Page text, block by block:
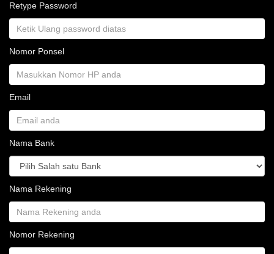
Retype Password
Nomor Ponsel
Email
Nama Bank
Nama Rekening
Nomor Rekening